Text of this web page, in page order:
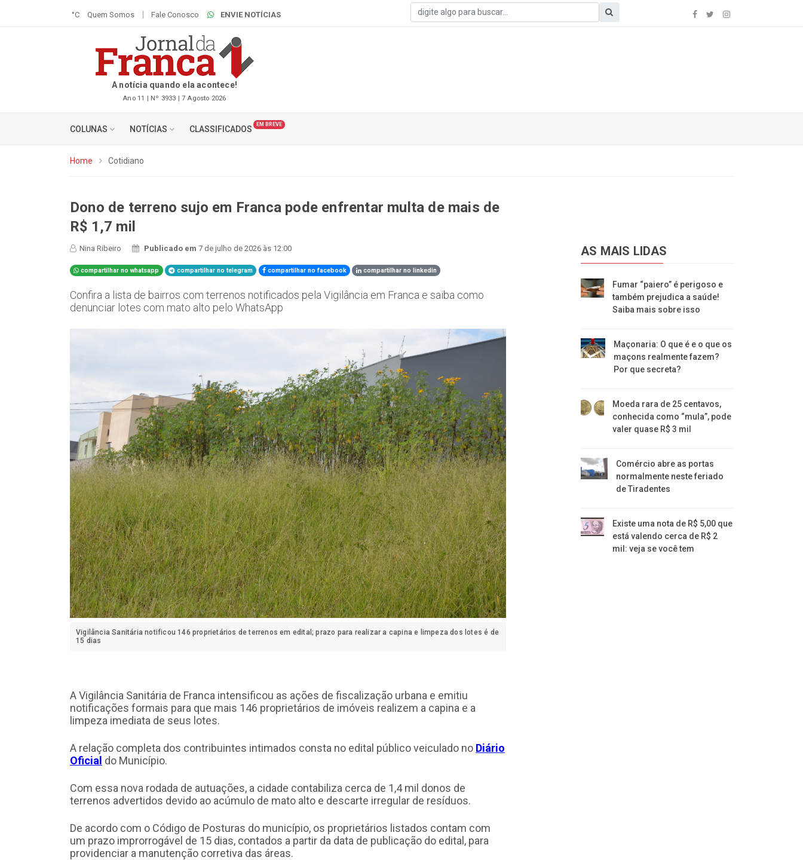
°C Quem Somos Fale Conosco ENVIE NOTÍCIAS
A notícia quando ela acontece!
Ano 11 | Nº 3933 | 7 Agosto 2026
COLUNAS NOTÍCIAS CLASSIFICADOS EM BREVE
Home Cotidiano
Dono de terreno sujo em Franca pode enfrentar multa de mais de
R$ 1,7 mil
Nina Ribeiro Publicado em7 de julho de 2026 às 12:00
compartilhar no whatsapp compartilhar no telegram compartilhar no facebook compartilhar no linkedin
Confira a lista de bairros com terrenos notificados pela Vigilância em Franca e saiba como
denunciar lotes com mato alto pelo WhatsApp
Vigilância Sanitária notificou 146 proprietários de terrenos em edital; prazo para realizar a capina e limpeza dos lotes é de
15 dias
A Vigilância Sanitária de Franca intensificou as ações de fiscalização urbana e emitiu
notificações formais para que mais 146 proprietários de imóveis realizem a capina e a
limpeza imediata de seus lotes.
A relação completa dos contribuintes intimados consta no edital público veiculado no Diário
Oficial do Município.
Com essa nova rodada de autuações, a cidade contabiliza cerca de 1,4 mil donos de
terrenos advertidos devido ao acúmulo de mato alto e descarte irregular de resíduos.
De acordo com o Código de Posturas do município, os proprietários listados contam com
um prazo improrrogável de 15 dias, contados a partir da data de publicação do edital, para
providenciar a manutenção corretiva das áreas.
AS MAIS LIDAS
Fumar “paiero” é perigoso e
também prejudica a saúde!
Saiba mais sobre isso
Maçonaria: O que é e o que os
maçons realmente fazem?
Por que secreta?
Moeda rara de 25 centavos,
conhecida como “mula”, pode
valer quase R$ 3 mil
Comércio abre as portas
normalmente neste feriado
de Tiradentes
Existe uma nota de R$ 5,00 que
está valendo cerca de R$ 2
mil: veja se você tem